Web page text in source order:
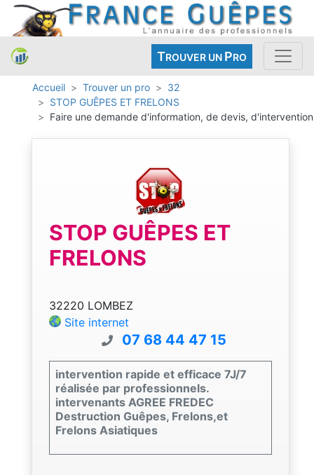
TROUVER UN PRO
Accueil Trouver un pro
32
STOP GUÊPES ET FRELONS
Faire une demande d'information, de devis, d'intervention
STOP GUÊPES ET
FRELONS
32220 LOMBEZ
Site internet
07 68 44 47 15
intervention rapide et efficace 7J/7
réalisée par professionnels.
intervenants AGREE FREDEC
Destruction Guêpes, Frelons,et
Frelons Asiatiques